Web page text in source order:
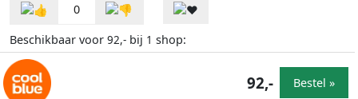
0
Beschikbaar voor 92,- bij 1 shop:
92,- Bestel »